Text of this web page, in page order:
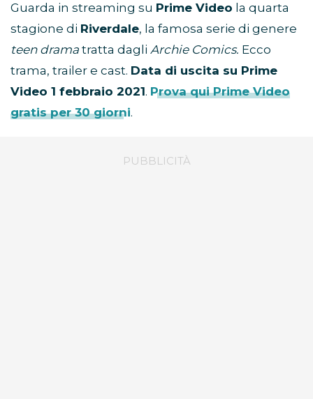
Guarda in streaming su Prime Video la quarta
stagione di Riverdale, la famosa serie di genere
teen drama tratta dagli Archie Comics. Ecco
trama, trailer e cast. Data di uscita su Prime
Video 1 febbraio 2021. Prova qui Prime Video
gratis per 30 giorni.